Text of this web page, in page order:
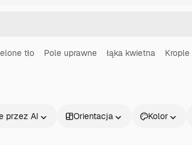
tło Pole uprawne łąka kwietna
przez AI Orientacja Kolor